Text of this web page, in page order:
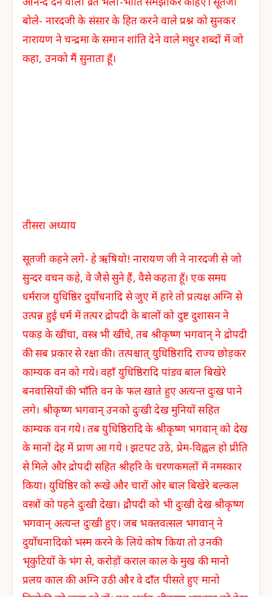
आनन्द देने वाला व्रत भली-भाँति समझाकर कहिए। सूतजी
बोले- नारदजी के संसार के हित करने वाले प्रश्न को सुनकर
नारायण ने चन्द्रमा के समान शांति देने वाले मधुर शब्दों में जो
कहा, उनको मैं सुनाता हूँ।
तीसरा अध्याय
सूतजी कहने लगे- हे ऋषियो! नारायण जी ने नारदजी से जो
सुन्दर वचन कहे, वे जैसे सुने हैं, वैसे कहता हूँ। एक समय
धर्मराज युधिष्ठिर दुर्योधनादि से जुए में हारे तो प्रत्यक्ष अग्नि से
उत्पन्न हुई धर्म में तत्पर द्रोपदी के बालों को दुष्ट दुशासन ने
पकड़ के खींचा, वस्त्र भी खींचे, तब श्रीकृष्ण भगवान् ने द्रोपदी
की सब प्रकार से रक्षा की। तत्पश्चात् युधिष्ठिरादि राज्य छोड़कर
काम्यक वन को गये। वहाँ युधिष्ठिरादि पांडव बाल बिखेरे
बनवासियों की भाँति वन के फल खाते हुए अत्यन्त दुःख पाने
लगे। श्रीकृष्ण भगवान् उनको दुःखी देख मुनियों सहित
काम्यक वन गये। तब युधिष्ठिरादि के श्रीकृष्ण भगवान् को देख
के मानों देह में प्राण आ गये । झटपट उठे, प्रेम-विह्वल हो प्रीति
से मिले और द्रोपदी सहित श्रीहरि के चरणकमलों में नमस्कार
किया। युधिष्ठिर को रूखे और चारों ओर बाल बिखेरे बल्कल
वस्त्रों को पहने दुःखी देखा। द्रौपदी को भी दुःखी देख श्रीकृष्ण
भगवान् अत्यन्त दुःखी हुए। जब भक्तवत्सल भगवान् ने
दुर्योधनादिको भस्म करने के लिये कोष किया तो उनकी
भृकुटियों के भंग से, करोड़ों कराल काल के मुख की मानो
प्रलय काल की अग्नि उठी और वे दाँत पीसते हुए मानो